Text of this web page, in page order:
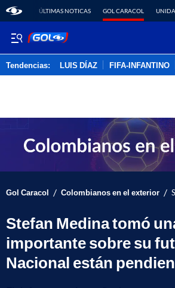
ÚLTIMAS NOTICAS GOL CARACOL
Tendencias: LUIS DÍAZ FIFA-INFANTINO
Gol Caracol / Colombianos en el exterior /
Stefan Medina tomó
importante sobre su
Nacional están